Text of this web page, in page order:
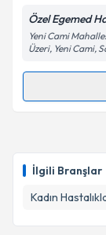
İlgili Branşlar
Kadın
Metni
Özel Egemed
Yeni Cami
Üzeri, Yeni Cami,
takvim